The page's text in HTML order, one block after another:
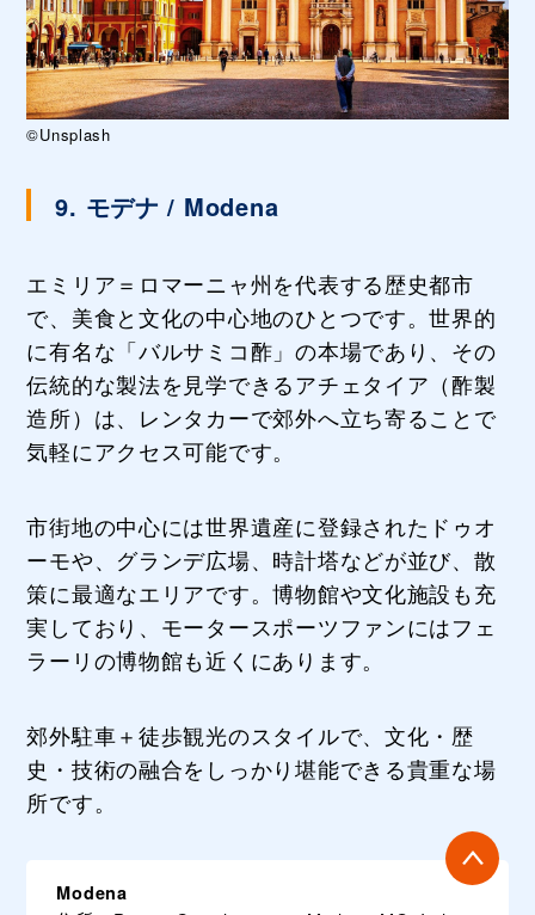
©Unsplash
9. モデナ / Modena
エミリア＝ロマーニャ州を代表する歴史都市
で、美食と文化の中心地のひとつです。世界的
に有名な「バルサミコ酢」の本場であり、その
伝統的な製法を見学できるアチェタイア（酢製
造所）は、レンタカーで郊外へ立ち寄ることで
気軽にアクセス可能です。
市街地の中心には世界遺産に登録されたドゥオ
ーモや、グランデ広場、時計塔などが並び、散
策に最適なエリアです。博物館や文化施設も充
実しており、モータースポーツファンにはフェ
ラーリの博物館も近くにあります。
郊外駐車＋徒歩観光のスタイルで、文化・歴
史・技術の融合をしっかり堪能できる貴重な場
所です。
Modena